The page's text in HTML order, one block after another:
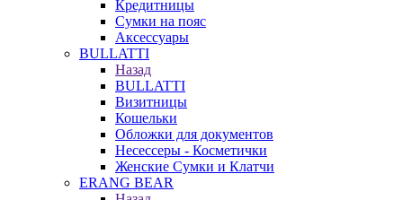
Кредитницы
Сумки на пояс
Аксессуары
BULLATTI
Назад
BULLATTI
Визитницы
Кошельки
Обложки для документов
Несессеры - Косметички
Женские Сумки и Клатчи
ERANG BEAR